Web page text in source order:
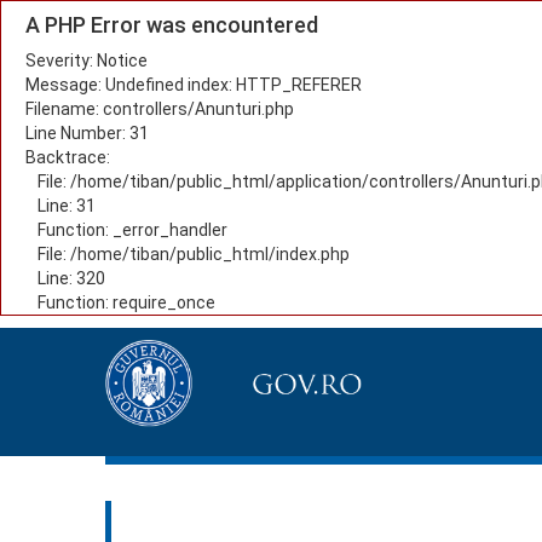
A PHP Error was encountered
Severity: Notice
Message: Undefined index: HTTP_REFERER
Filename: controllers/Anunturi.php
Line Number: 31
Backtrace:
File: /home/tiban/public_html/application/controllers/
Line: 31
Function: _error_handler
File: /home/tiban/public_html/index.php
Line: 320
Function: require_once